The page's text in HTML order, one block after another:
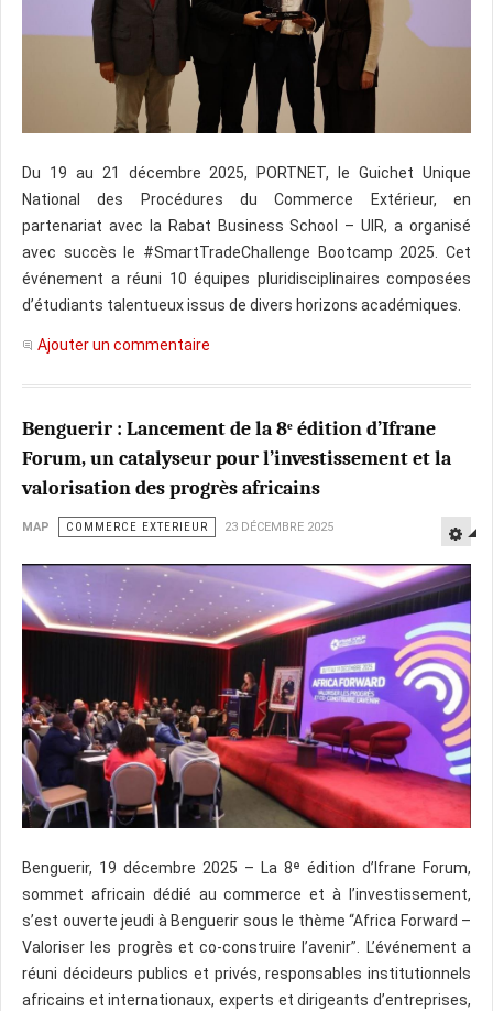
Du 19 au 21 décembre 2025, PORTNET, le Guichet Unique
National des Procédures du Commerce Extérieur, en
partenariat avec la Rabat Business School – UIR, a organisé
avec succès le #SmartTradeChallenge Bootcamp 2025. Cet
événement a réuni 10 équipes pluridisciplinaires composées
d’étudiants talentueux issus de divers horizons académiques.
Ajouter un commentaire
Benguerir : Lancement de la 8ᵉ édition d’Ifrane
Forum, un catalyseur pour l’investissement et la
valorisation des progrès africains
MAP COMMERCE EXTERIEUR 23 DÉCEMBRE 2025
Benguerir, 19 décembre 2025 – La 8ᵉ édition d’Ifrane Forum,
sommet africain dédié au commerce et à l’investissement,
s’est ouverte jeudi à Benguerir sous le thème “Africa Forward –
Valoriser les progrès et co-construire l’avenir”. L’événement a
réuni décideurs publics et privés, responsables institutionnels
africains et internationaux, experts et dirigeants d’entreprises,